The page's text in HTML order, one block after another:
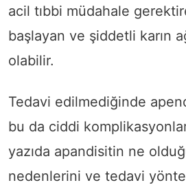
acil tıbbi müdahale
başlayan ve şiddetli karın
olabilir.
Tedavi edilmediğinde
bu da ciddi
yazıda apandisitin ne
nedenlerini ve tedavi